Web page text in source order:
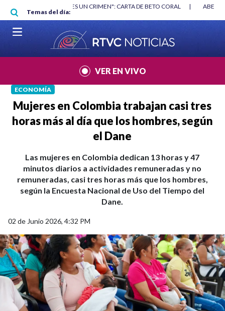
Pasar al contenido principal
Temas del día:
"HABLAR NO ES UN CRIMEN": CARTA DE BETO CORAL |
VER EN VIVO
ECONOMÍA
Mujeres en Colombia trabajan casi tres
horas más al día que los hombres, según
el Dane
Las mujeres en Colombia dedican 13 horas y 47
minutos diarios a actividades remuneradas y no
remuneradas, casi tres horas más que los hombres,
según la Encuesta Nacional de Uso del Tiempo del
Dane.
02 de Junio 2026, 4:32 PM